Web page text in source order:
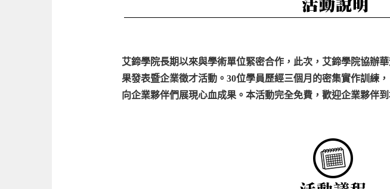
艾鍗學院長期以來與學術單位緊密合作，此次，艾鍗學院協辦
果發表暨企業徵才活動。30位學員歷經三個月的密集實作訓練
向企業夥伴們展現心血成果。本活動完全免費，歡迎企業夥伴到